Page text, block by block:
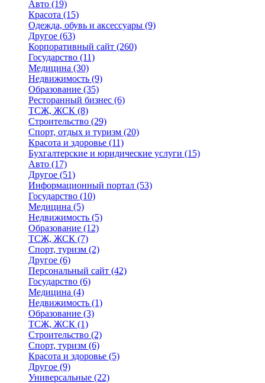
Авто (19)
Красота (15)
Одежда, обувь и аксессуары (9)
Другое (63)
Корпоративный сайт (260)
Государство (11)
Медицина (30)
Недвижимость (9)
Образование (35)
Ресторанный бизнес (6)
ТСЖ, ЖСК (8)
Строительство (29)
Спорт, отдых и туризм (20)
Красота и здоровье (11)
Бухгалтерские и юридические услуги (15)
Авто (17)
Другое (51)
Информационный портал (53)
Государство (10)
Медицина (5)
Недвижимость (5)
Образование (12)
ТСЖ, ЖСК (7)
Спорт, туризм (2)
Другое (6)
Персональный сайт (42)
Государство (6)
Медицина (4)
Недвижимость (1)
Образование (3)
ТСЖ, ЖСК (1)
Строительство (2)
Спорт, туризм (6)
Красота и здоровье (5)
Другое (9)
Универсальные (22)